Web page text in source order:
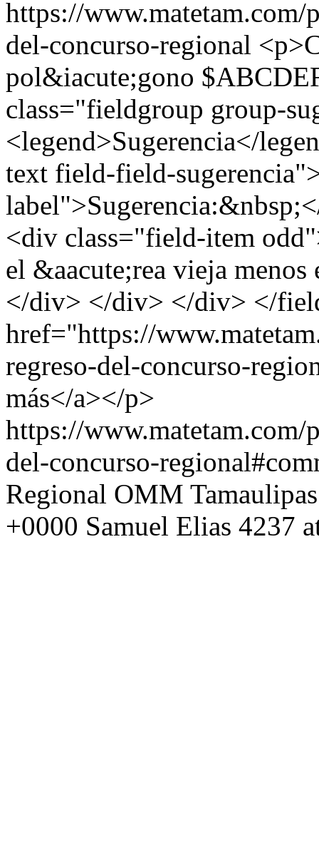
https://www.matetam.com/
del-concurso-regional
pol&iacute;gono
class="fieldgroup group-
<legend>Sugerencia</
text field-field-
<div class="field-item
el &aacute;rea vieja
</div> </div> </div> </
href="https://
regreso-del-concurso-
más</a></p>
https://www.matetam.com/
del-concurso-
Regional OMM
+0000 Samuel Elias 4237